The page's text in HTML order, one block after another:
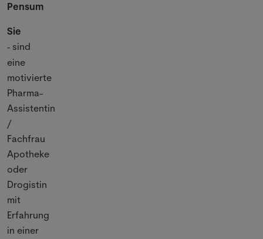
Pensum
Sie
- sind
eine
motivierte
Pharma-
Assistentin
/
Fachfrau
Apotheke
oder
Drogistin
mit
Erfahrung
in einer